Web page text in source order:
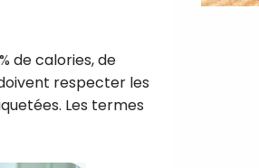
de calories, de
respecter les
Les termes
180
de CROQ
promotionnelle de